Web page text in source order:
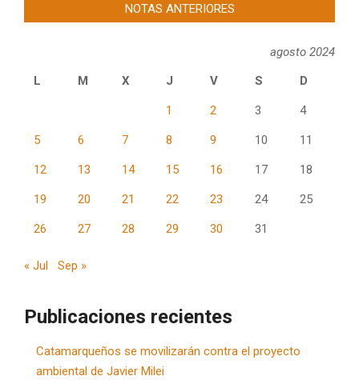
NOTAS ANTERIORES
agosto 2024
L
M X J V S D
1 2 3 4
5 6 7 8 9 10 11
12 13 14 15 16 17 18
19 20 21 22 23 24 25
26 27 28 29 30 31
« Jul Sep »
Publicaciones recientes
Catamarqueños se movilizarán contra el proyecto
ambiental de Javier Milei